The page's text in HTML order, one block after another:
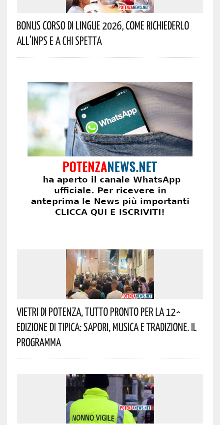
Bonus Corso Di Lingue 2026, Come Richiederlo
All’INPS E A Chi Spetta
Vietri Di Potenza, Tutto Pronto Per La 12^
Edizione Di Tipica: Sapori, Musica E Tradizione. Il
Programma